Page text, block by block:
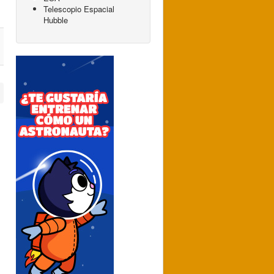
Telescopio Espacial
Hubble